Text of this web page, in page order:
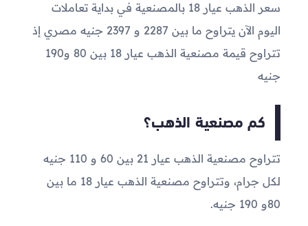
سعر الذهب عيار 18 بالمصنعية في بداية تعاملات
اليوم الآن يتراوح ما بين 2287 و 2397 جنيه مصري إذ
تتراوح قيمة مصنعية الذهب عيار 18 بين 80 و190
جنيه
كم مصنعية الذهب؟
تتراوح مصنعية الذهب عيار 21 بين 60 و 110 جنيه
لكل جرام، وتتراوح مصنعية الذهب عيار 18 ما بين
80و 190 جنيه.